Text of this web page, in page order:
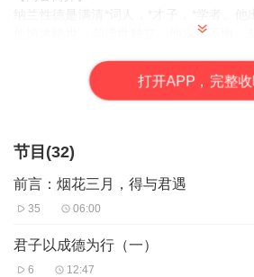
他惊才绝世，却遗世独立；他深情不悔，
流星划过天际，又似一颗恒星，永远在历
芒四射。本书将纳兰容若的生平娓娓道来
【作者介绍】
【主播介绍】
注留言
打开APP，完整收
节目(32)
前言：烟花三月，得与君遇
35 06:00
君子以成德为行（一）
6 12:47